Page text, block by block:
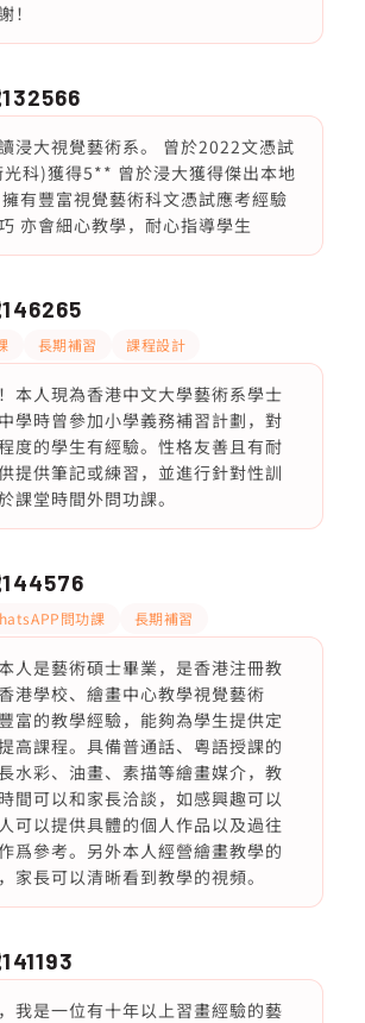
！
132566
浸大視覺藝術系。 曾於2022文憑試
光科)獲得5** 曾於浸大獲得傑出本地
有豐富視覺藝術科文憑試應考經驗
亦會細心教學，耐心指導學生
146265
長期補習 課程設計
本人現為香港中文大學藝術系學士
學時曾參加小學義務補習計劃，對
度的學生有經驗。性格友善且有耐
提供筆記或練習，並進行針對性訓
課堂時間外問功課。
144576
問功課 長期補習
人是藝術碩士畢業，是香港注冊教
港學校、繪畫中心教學視覺藝術
富的教學經驗，能夠為學生提供定
高課程。具備普通話、粵語授課的
水彩、油畫、素描等繪畫媒介，教
間可以和家長洽談，如感興趣可以
可以提供具體的個人作品以及過往
爲參考。另外本人經營繪畫教學的
家長可以清晰看到教學的視頻。
141193
我是一位有十年以上習畫經驗的藝